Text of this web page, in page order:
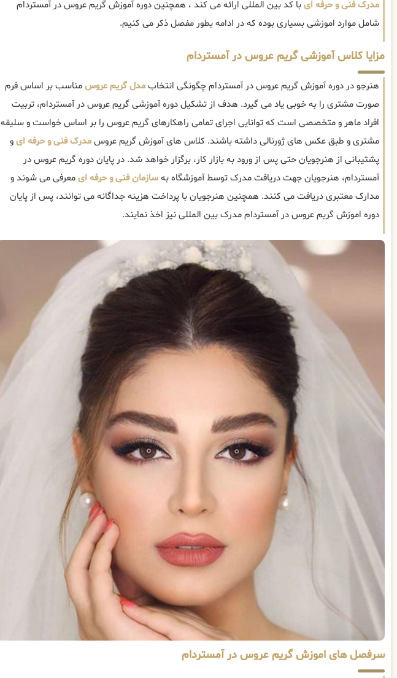
مدرک فنی و حرفه ایبا کد بین المللی ارائه می کند ، همچنین دوره آموزش گریم عروس در آمستردام
شامل موارد اموزشی بسیاری بوده که در ادامه بطور مفصل ذکر می کنیم.
مزایا کلاس آموزشی گریم عروس در آمستردام
هنرجو در دوره آموزش گریم عروس در آمستردام چگونگی انتخابمدل گریم عروسمناسب بر اساس فرم
صورت مشتری را به خوبی یاد می گیرد. هدف از تشکیل دوره آموزشی گریم عروس در آمستردام، تربیت
افراد ماهر و متخصصی است که توانایی اجرای تمامی راهکارهای گریم عروس را بر اساس خواست و سلیقه
مشتری و طبق عکس های ژورنالی داشته باشند. کلاس های آموزش گریم عروسمدرک فنی و حرفه ایو
پشتیبانی از هنرجویان حتی پس از ورود به بازار کار، برگزار خواهد شد. در پایان دوره گریم عروس در
آمستردام، هنرجویان جهت دریافت مدرک توسط آموزشگاه بهسازمان فنی و حرفه ایمعرفی می شوند و
مدارک معتبری دریافت می کنند. همچنین هنرجویان با پرداخت هزینه جداگانه می توانند، پس از پایان
دوره اموزش گریم عروس در آمستردام مدرک بین المللی نیز اخذ نمایند.
سرفصل های اموزش گریم عروس در آمستردام